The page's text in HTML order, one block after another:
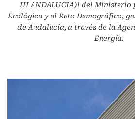
III ANDALUCIA)l del Ministerio
Ecológica y el Reto Demográfico,
de Andalucía, a través de la
Energía.